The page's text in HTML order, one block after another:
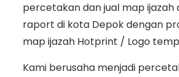
percetakan dan jual map ijazah
raport di kota Depok dengan
map ijazah Hotprint / Logo
Kami berusaha menjadi